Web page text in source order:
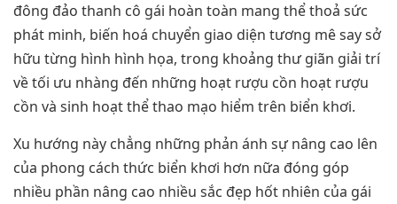
đông đảo thanh cô gái hoàn toàn mang thể thoả sức
phát minh, biến hoá chuyển giao diện tương mê say sở
hữu từng hình hình họa, trong khoảng thư giãn giải trí
về tối ưu nhàng đến những hoạt rượu cồn hoạt rượu
cồn và sinh hoạt thể thao mạo hiểm trên biển khơi.
Xu hướng này chẳng những phản ánh sự nâng cao lên
của phong cách thức biển khơi hơn nữa đóng góp
nhiều phần nâng cao nhiều sắc đẹp hốt nhiên của gái